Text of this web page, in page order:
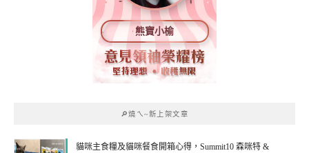
熊寶小榆
🔎燒ㄟ~新上架文章
貓咪主食糧及貓咪餐食開箱心得，Summit10 森咪特 &